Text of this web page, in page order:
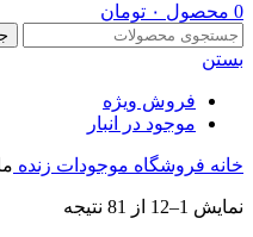
0 محصول ۰ تومان
بستن
فروش ویژه
موجود در انبار
خانه فروشگاه موجودات زنده
نمایش 1–12 از 81 نتیجه